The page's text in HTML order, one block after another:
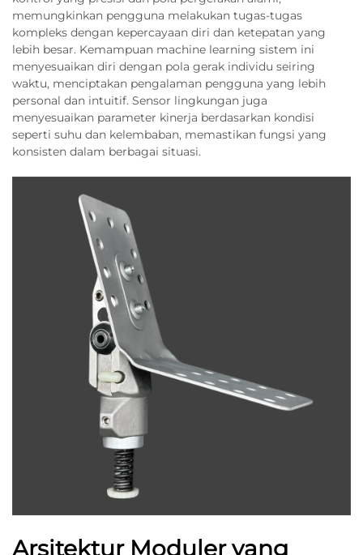
memungkinkan pengguna melakukan tugas-tugas
kompleks dengan kepercayaan diri dan ketepatan yang
lebih besar. Kemampuan machine learning sistem ini
menyesuaikan diri dengan pola gerak individu seiring
waktu, menciptakan pengalaman pengguna yang lebih
personal dan intuitif. Sensor lingkungan juga
menyesuaikan parameter kinerja berdasarkan kondisi
seperti suhu dan kelembaban, memastikan fungsi yang
konsisten dalam berbagai situasi.
Arsitektur Moduler yang